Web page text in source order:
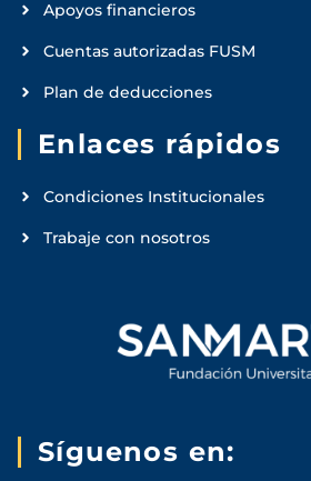
Apoyos financieros
Cuentas autorizadas FUSM
Plan de deducciones
Enlaces rápidos
Condiciones Institucionales
Trabaje con nosotros
Síguenos en: